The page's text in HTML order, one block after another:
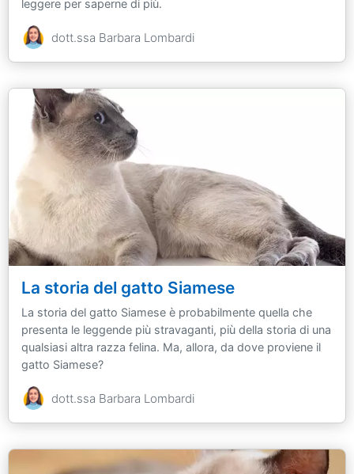
leggere per saperne di più.
dott.ssa Barbara Lombardi
La storia del gatto Siamese
La storia del gatto Siamese è probabilmente quella che
presenta le leggende più stravaganti, più della storia di una
qualsiasi altra razza felina. Ma, allora, da dove proviene il
gatto Siamese?
dott.ssa Barbara Lombardi